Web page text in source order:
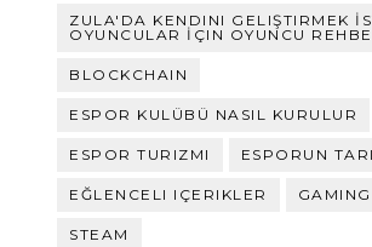
ZULA'DA KENDINI GELIŞTIRMEK
OYUNCULAR İÇIN OYUNCU
BLOCKCHAIN
ESPOR KULÜBÜ NASIL KURULUR
ESPOR TURIZMI ESPORUN
EĞLENCELI IÇERIKLER
STEAM